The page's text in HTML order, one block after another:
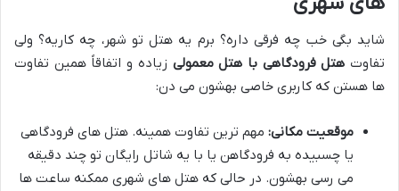
شاید بگی خب چه فرقی داره؟ برم یه هتل تو شهر، چه کاریه؟ ولی
تفاوت هتل فرودگاهی با هتل معمولی زیاده و اتفاقاً همین تفاوت
ها هستن که کاربری خاصی بهشون می دن:
موقعیت مکانی: مهم ترین تفاوت همینه. هتل های فرودگاهی
یا چسبیده به فرودگاهن یا با یه شاتل رایگان تو چند دقیقه
می رسی بهشون. در حالی که هتل های شهری ممکنه ساعت ها